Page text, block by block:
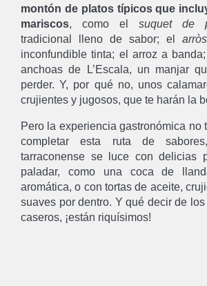
montón de platos típicos que
mariscos, como el suquet de
tradicional lleno de sabor; el
inconfundible tinta; el arroz a
anchoas de L’Escala, un manjar
perder. Y, por qué no, unos
crujientes y jugosos, que te harán la
Pero la experiencia gastronómica no
completar esta ruta de
tarraconense se luce con delicias
paladar, como una coca de
aromática, o con tortas de aceite,
suaves por dentro. Y qué decir de
caseros, ¡están riquísimos!